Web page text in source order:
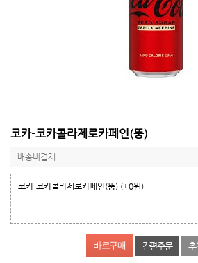
코카-코카콜라제로카페인(뚱)
배송비결제
코카-코카콜라제로카페인(뚱) (+0원)
간편주문 추